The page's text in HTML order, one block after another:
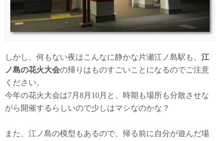
しかし、何もない夜はこんなに静かな片瀬江ノ島駅も、 江
ノ島の花火大会の帰りはものすごいことになるのでご注意
ください。
今年の花火大会は7月8月10月と、時期も場所も分散させな
がら開催するらしいので少しはマシなのかな？
また、江ノ島の模型もあるので、帰る前に自分が遊んだ場